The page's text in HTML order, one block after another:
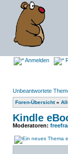
Anmelden
Unbeantwortete
Foren-Übersicht»
Kindle
Moderatoren: